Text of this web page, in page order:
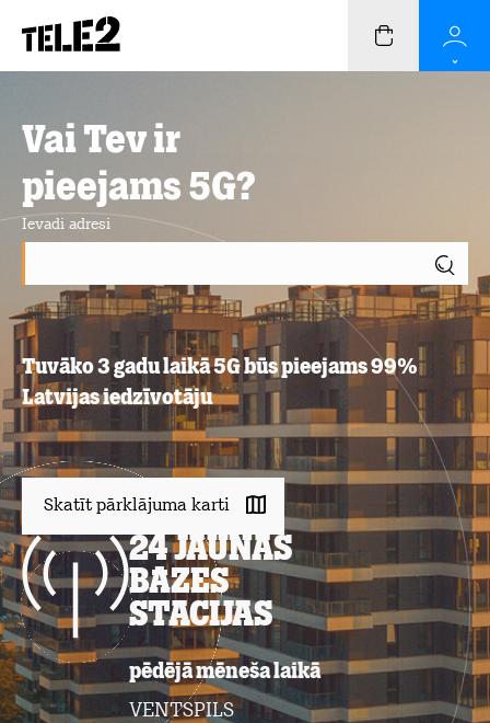
Vai Tev ir
pieejams 5G?
Ievadi adresi
Tuvāko 3 gadu laikā 5G būs pieejams 99%
Latvijas iedzīvotāju
Skatīt pārklājuma karti
24 jaunas
bāzes
stacijas
pēdējā mēneša laikā
VENTSPILS